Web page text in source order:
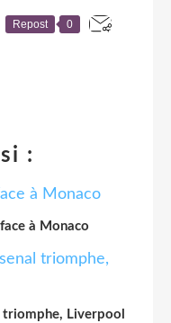
Repost 0
:
à Monaco
triomphe, Liverpool